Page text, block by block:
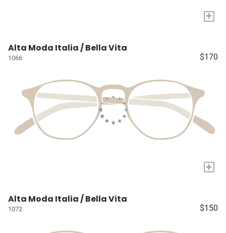
+
Alta Moda Italia / Bella Vita
1066 $170
+
Alta Moda Italia / Bella Vita
1072 $150